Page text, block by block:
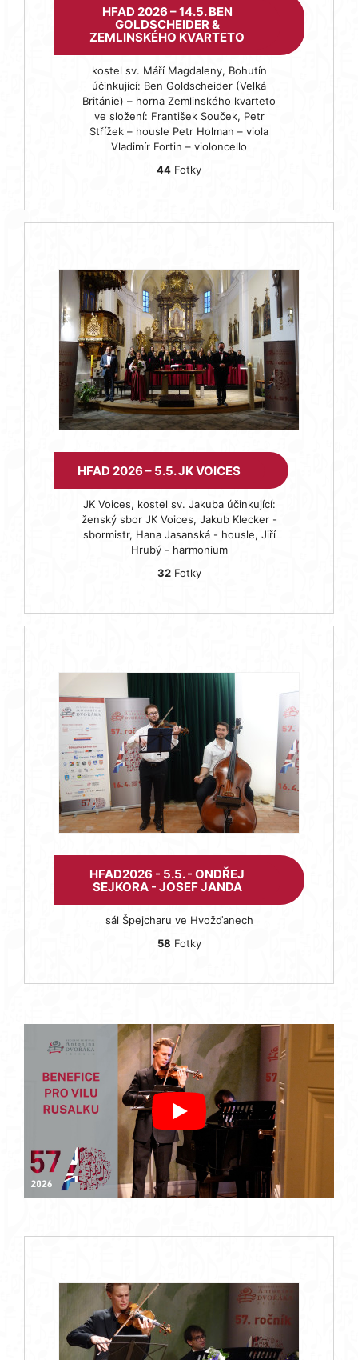
HFAD 2026 – 14.5. BEN
GOLDSCHEIDER &
ZEMLINSKÉHO KVARTETO
kostel sv. Máří Magdaleny, Bohutín
účinkující: Ben Goldscheider (Velká
Británie) – horna Zemlinského kvarteto
ve složení: František Souček, Petr
Střížek – housle Petr Holman – viola
Vladimír Fortin – violoncello
44 Fotky
HFAD 2026 – 5.5. JK VOICES
JK Voices, kostel sv. Jakuba účinkující:
ženský sbor JK Voices, Jakub Klecker -
sbormistr, Hana Jasanská - housle, Jiří
Hrubý - harmonium
32Fotky
HFAD2026 - 5.5. - ONDŘEJ
SEJKORA - JOSEF JANDA
sál Špejcharu ve Hvožďanech
58 Fotky